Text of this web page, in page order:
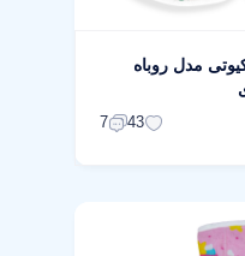
مدل روباه
43
7